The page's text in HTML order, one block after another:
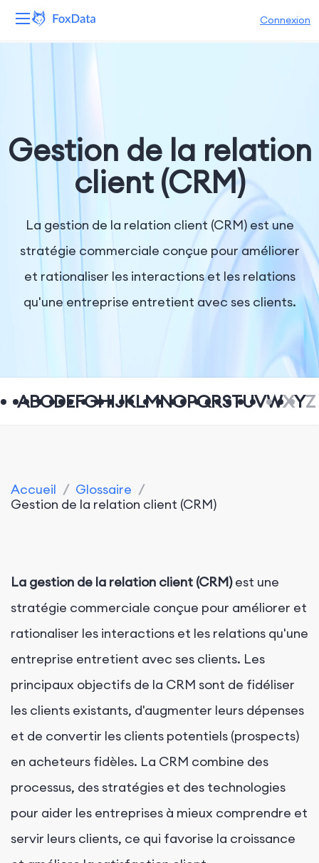
Connexion
Solutions
Ressources
Entreprise
Gestion de la relation
client (CRM)
La gestion de la relation client (CRM) est une
stratégie commerciale conçue pour améliorer
et rationaliser les interactions et les relations
qu'une entreprise entretient avec ses clients.
ABCDEFGHIJKLMNOPQRSTUVWXYZ
Accueil / Glossaire /
Gestion de la relation client (CRM)
La gestion de la relation client (CRM) est une
stratégie commerciale conçue pour améliorer et
rationaliser les interactions et les relations qu'une
entreprise entretient avec ses clients. Les
principaux objectifs de la CRM sont de fidéliser
les clients existants, d'augmenter leurs dépenses
et de convertir les clients potentiels (prospects)
en acheteurs fidèles. La CRM combine des
processus, des stratégies et des technologies
pour aider les entreprises à mieux comprendre et
servir leurs clients, ce qui favorise la croissance